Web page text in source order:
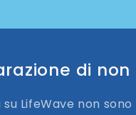
di
su LifeWave non